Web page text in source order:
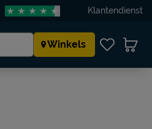
Klantendienst
Winkels